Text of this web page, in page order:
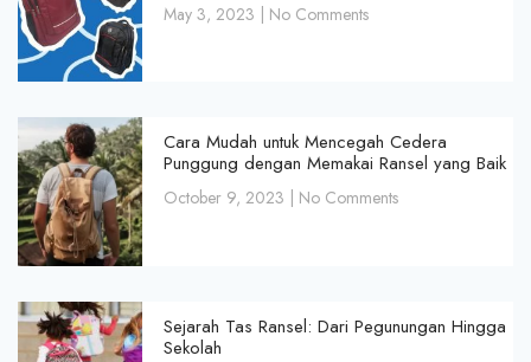
May 3, 2023 No Comments
Cara Mudah untuk Mencegah Cedera
Punggung dengan Memakai Ransel yang Baik
October 9, 2023 No Comments
Sejarah Tas Ransel: Dari Pegunungan Hingga
Sekolah